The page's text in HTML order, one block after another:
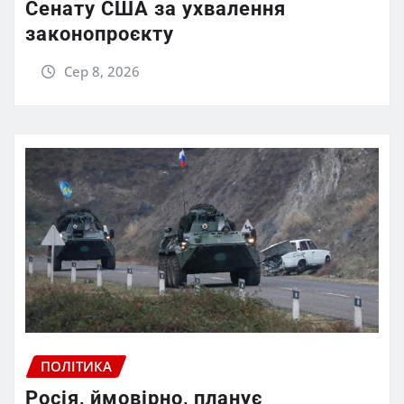
Сенату США за ухвалення
законопроєкту
Сер 8, 2026
ПОЛІТИКА
Росія, ймовірно, планує